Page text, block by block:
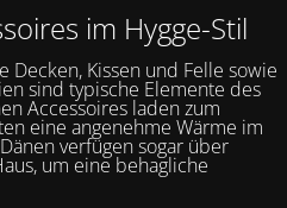
im Hygge-Stil
Decken, Kissen und Felle sowie
sind typische Elemente des
Accessoires laden zum
eine angenehme Wärme im
verfügen sogar über
um eine behagliche